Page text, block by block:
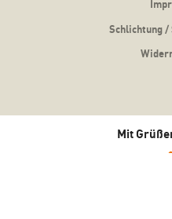
Schlichtung
Mit